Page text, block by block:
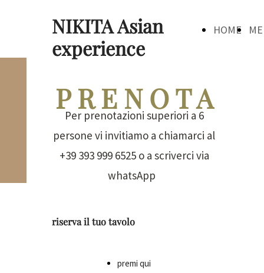
NIKITA Asian
experience
HOME
P R E N O T A
Per prenotazioni superiori a 6
persone vi invitiamo a chiamarci al
+39 393 999 6525 o a scriverci via
whatsApp
riserva il tuo tavolo
premi qui